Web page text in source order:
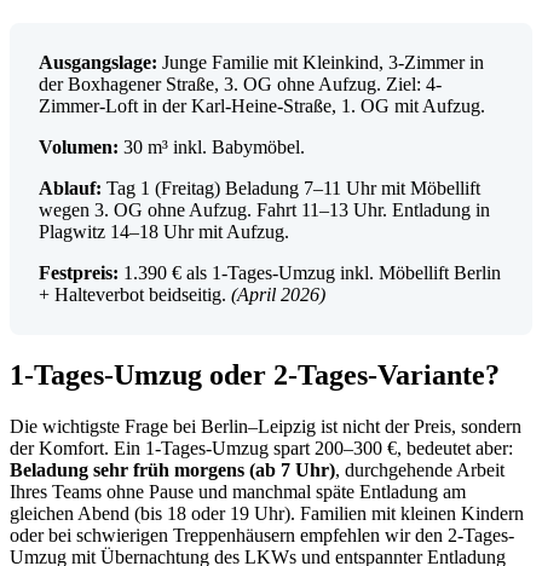
Ausgangslage: Junge Familie mit Kleinkind, 3-Zimmer in
der Boxhagener Straße, 3. OG ohne Aufzug. Ziel: 4-
Zimmer-Loft in der Karl-Heine-Straße, 1. OG mit Aufzug.
Volumen: 30 m³ inkl. Babymöbel.
Ablauf: Tag 1 (Freitag) Beladung 7–11 Uhr mit Möbellift
wegen 3. OG ohne Aufzug. Fahrt 11–13 Uhr. Entladung in
Plagwitz 14–18 Uhr mit Aufzug.
Festpreis: 1.390 € als 1-Tages-Umzug inkl. Möbellift Berlin
+ Halteverbot beidseitig. (April 2026)
1-Tages-Umzug oder 2-Tages-Variante?
Die wichtigste Frage bei Berlin–Leipzig ist nicht der Preis, sondern
der Komfort. Ein 1-Tages-Umzug spart 200–300 €, bedeutet aber:
Beladung sehr früh morgens (ab 7 Uhr), durchgehende Arbeit
Ihres Teams ohne Pause und manchmal späte Entladung am
gleichen Abend (bis 18 oder 19 Uhr). Familien mit kleinen Kindern
oder bei schwierigen Treppenhäusern empfehlen wir den 2-Tages-
Umzug mit Übernachtung des LKWs und entspannter Entladung